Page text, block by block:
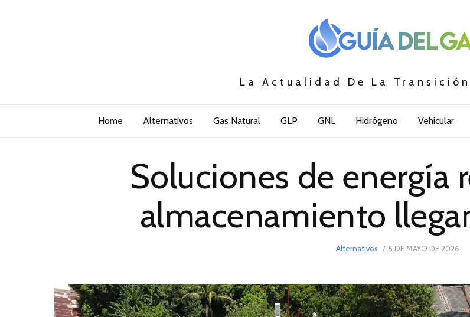
La Actualidad De La
Home Alternativos Gas Natural GLP GNL Hidrógeno Vehicular
Soluciones de energía
almacenamiento
Alternativos
POSTED
5 DE MAYO DE 2026
DE